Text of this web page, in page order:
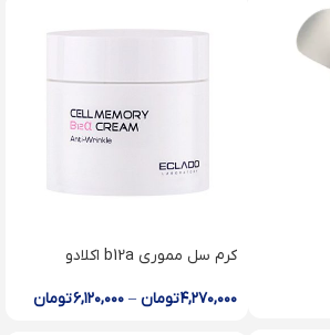
کرم سل مموری b12a اکلا‌دو
۴,۲۷۰,۰۰۰تومان – ۶,۱۲۰,۰۰۰تومان